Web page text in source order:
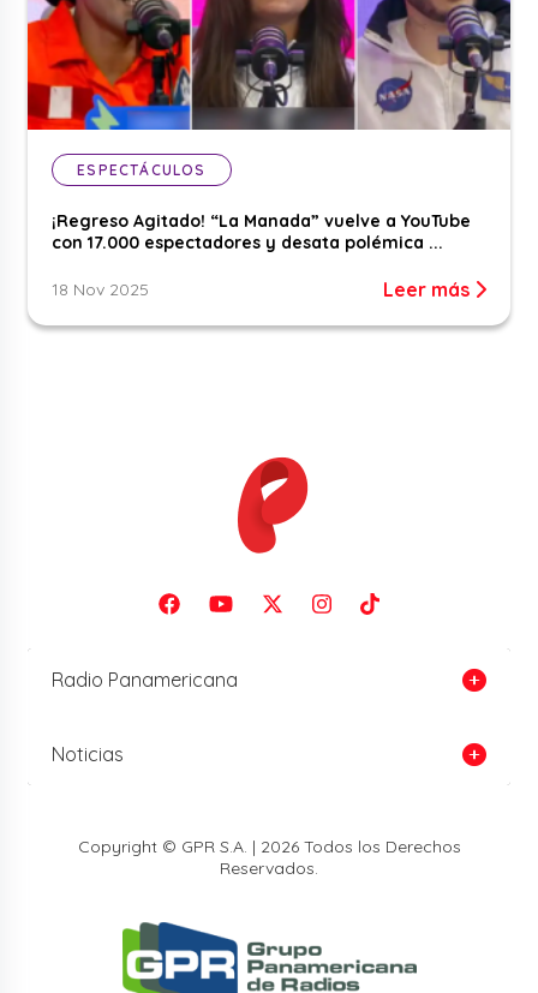
ESPECTÁCULOS
¡Regreso Agitado! “La Manada” vuelve a YouTube
con 17.000 espectadores y desata polémica ...
18 Nov 2025 Leer más
Radio Panamericana
Noticias
Copyright © GPR S.A. | 2026 Todos los Derechos
Reservados.